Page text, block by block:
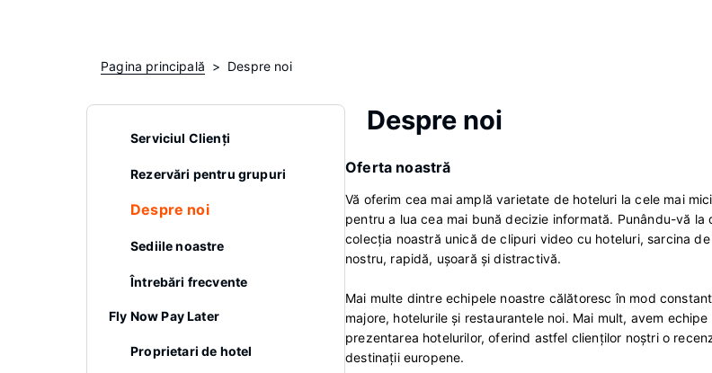
Pagina principală Despre noi
Serviciul Clienţi
Rezervări pentru grupuri
Despre noi
Sediile noastre
Întrebări frecvente
Fly Now Pay Later
Proprietari de hotel
Despre noi
Oferta noastră
Vă oferim cea mai amplă varietate de hoteluri la cele mai
pentru a lua cea mai bună decizie informată. Punându-vă
colecţia noastră unică de clipuri video cu hoteluri, sarcina
nostru, rapidă, uşoară şi distractivă.
Mai multe dintre echipele noastre călătoresc în mod
majore, hotelurile şi restaurantele noi. Mai mult, avem
prezentarea hotelurilor, oferind astfel clienţilor noştri o
destinaţii europene.